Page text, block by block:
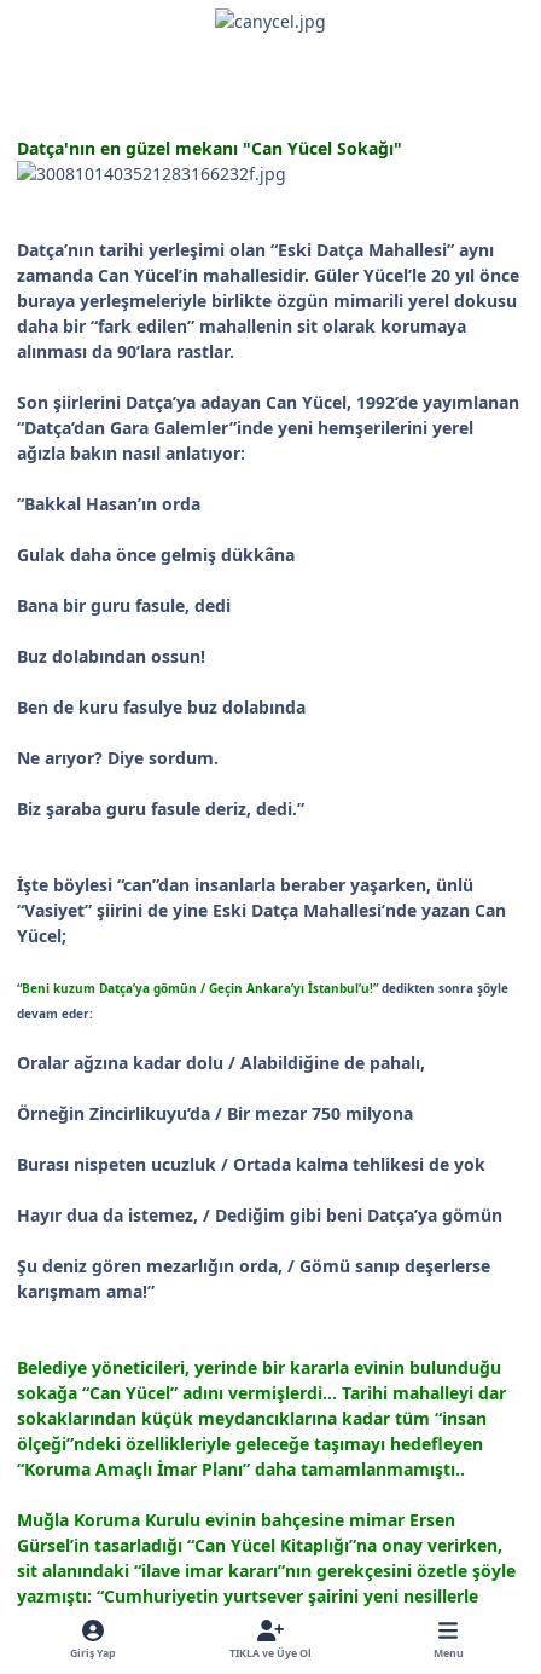
Datça'nın en güzel mekanı "Can Yücel Sokağı"
Datça’nın tarihi yerleşimi olan “Eski Datça Mahallesi” aynı
zamanda Can Yücel’in mahallesidir. Güler Yücel’le 20 yıl önce
buraya yerleşmeleriyle birlikte özgün mimarili yerel dokusu
daha bir “fark edilen” mahallenin sit olarak korumaya
alınması da 90’lara rastlar.
Son şiirlerini Datça’ya adayan Can Yücel, 1992’de yayımlanan
“Datça’dan Gara Galemler”inde yeni hemşerilerini yerel
ağızla bakın nasıl anlatıyor:
“Bakkal Hasan’ın orda
Gulak daha önce gelmiş dükkâna
Bana bir guru fasule, dedi
Buz dolabından ossun!
Ben de kuru fasulye buz dolabında
Ne arıyor? Diye sordum.
Biz şaraba guru fasule deriz, dedi.”
İşte böylesi “can”dan insanlarla beraber yaşarken, ünlü
“Vasiyet” şiirini de yine Eski Datça Mahallesi’nde yazan Can
Yücel;
“Beni kuzum Datça’ya gömün / Geçin Ankara’yı İstanbul’u!”dedikten sonra şöyle
devam eder:
Oralar ağzına kadar dolu / Alabildiğine de pahalı,
Örneğin Zincirlikuyu’da / Bir mezar 750 milyona
Burası nispeten ucuzluk / Ortada kalma tehlikesi de yok
Hayır dua da istemez, / Dediğim gibi beni Datça’ya gömün
Şu deniz gören mezarlığın orda, / Gömü sanıp deşerlerse
karışmam ama!”
Belediye yöneticileri, yerinde bir kararla evinin bulunduğu
sokağa “Can Yücel” adını vermişlerdi… Tarihi mahalleyi dar
sokaklarından küçük meydancıklarına kadar tüm “insan
ölçeği”ndeki özellikleriyle geleceğe taşımayı hedefleyen
“Koruma Amaçlı İmar Planı” daha tamamlanmamıştı..
Muğla Koruma Kurulu evinin bahçesine mimar Ersen
Gürsel’in tasarladığı “Can Yücel Kitaplığı”na onay verirken,
sit alanındaki “ilave imar kararı”nın gerekçesini özetle şöyle
yazmıştı: “Cumhuriyetin yurtsever şairini yeni nesillerle
buluşturacak özenli ve alçakgönüllü bir kültür mekânının
tarihi dokuya uyumlu katılımı, kamu yararınadır.”
Giriş Yap TIKLA ve Üye Ol Menu